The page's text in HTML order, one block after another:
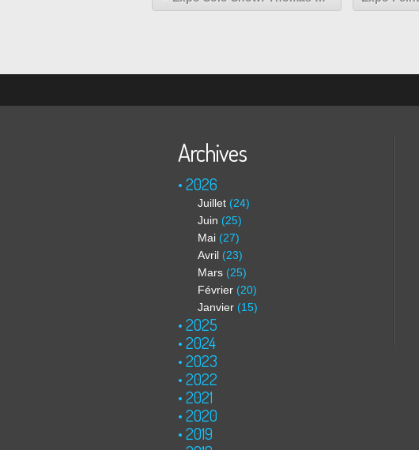
Archives
2026
Juillet (24)
Juin (25)
Mai (27)
Avril (23)
Mars (25)
Février (20)
Janvier (15)
2025
2024
2023
2022
2021
2020
2019